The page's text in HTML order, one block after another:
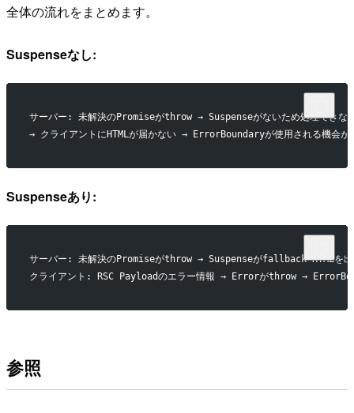
全体の流れをまとめます。
Suspenseなし:
サーバー: 未解決のPromiseがthrow → Suspenseがないため処理できな
→ クライアントにHTMLが届かない → ErrorBoundaryが使用される機会が
Suspenseあり:
サーバー: 未解決のPromiseがthrow → Suspenseがfallback HTMLを出
クライアント: RSC Payloadのエラー情報 → Errorがthrow →
参照